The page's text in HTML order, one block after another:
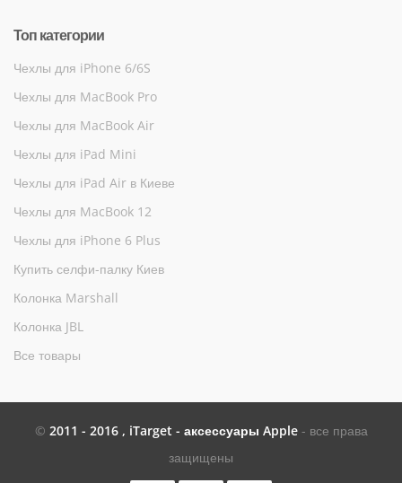
Топ категории
Чехлы для iPhone 6/6S
Чехлы для MacBook Pro
Чехлы для MacBook Air
Чехлы для iPad Mini
Чехлы для iPad Air в Киеве
Чехлы для MacBook 12
Чехлы для iPhone 6 Plus
Купить селфи-палку Киев
Колонка Marshall
Колонка JBL
Все товары
© 2011 - 2016 , iTarget - аксессуары Apple - все права
защищены